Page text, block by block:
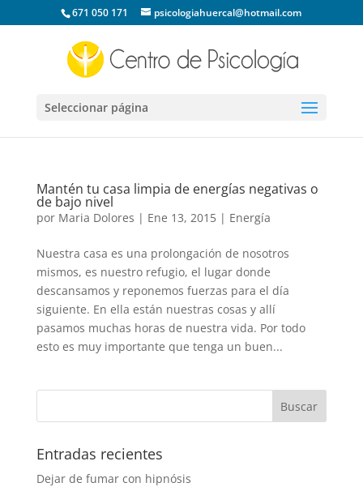
671 050 171 psicologiahuercal@hotmail.com
Seleccionar página
Mantén tu casa limpia de energías negativas o
de bajo nivel
por Maria Dolores | Ene 13, 2015| Energía
Nuestra casa es una prolongación de nosotros
mismos, es nuestro refugio, el lugar donde
descansamos y reponemos fuerzas para el día
siguiente. En ella están nuestras cosas y allí
pasamos muchas horas de nuestra vida. Por todo
esto es muy importante que tenga un buen...
Entradas recientes
Dejar de fumar con hipnósis